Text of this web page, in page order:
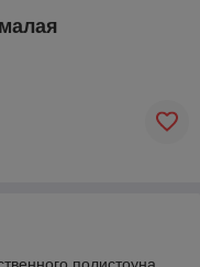
полистоуна.